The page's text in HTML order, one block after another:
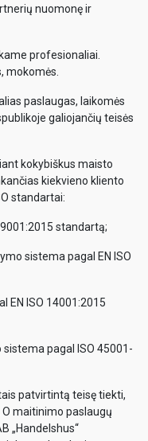
nuomonę ir
profesionaliai.
mokomės.
paslaugas, laikomės
galiojančių teisės
kokybiškus maisto
kiekvieno kliento
standartai:
standartą;
sistema pagal EN ISO
EN ISO 14001:2015
pagal ISO 45001-
patvirtintą teisę tiekti,
maitinimo paslaugų
„Handelshus“